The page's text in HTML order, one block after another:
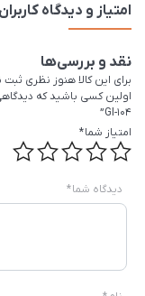
امتیاز و دیدگاه کاربران
نقد و بررسی‌ها
برای این کالا هنوز نظری
اولین کسی باشید که
GI-104”
امتیاز شما*
دیدگاه شما*